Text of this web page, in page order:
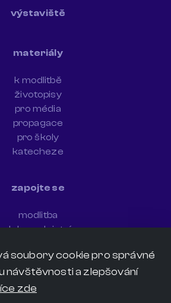
výstaviště
materiály
k modlitbě
životopisy
pro média
propagace
pro školy
katecheze
zapojte se
modlitba
dobrovolnictví
svědectví
darujte
kontakt
soubory cookie pro správné
návštěvnosti a zlepšování
zde